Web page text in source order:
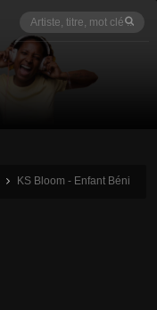
KS Bloom - Enfant Béni